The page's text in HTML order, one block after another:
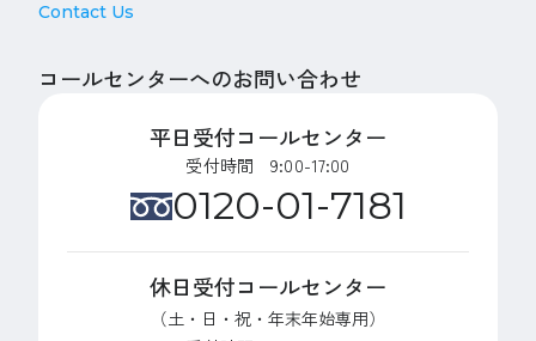
Contact Us
コールセンターへのお問い合わせ
平日受付コールセンター
受付時間 9:00-17:00
0120-01-7181
休日受付コールセンター
（土・日・祝・年末年始専用）